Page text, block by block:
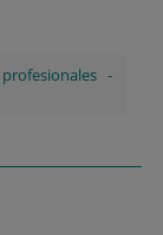
profesionales -